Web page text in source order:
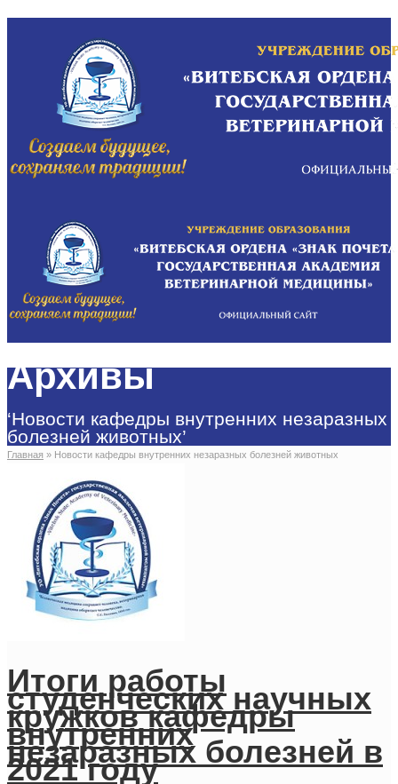
Архивы
‘Новости кафедры внутренних незаразных
болезней животных’
Главная » Новости кафедры внутренних незаразных болезней животных
Итоги работы
студенческих научных
кружков кафедры
внутренних
незаразных болезней в
2021 году